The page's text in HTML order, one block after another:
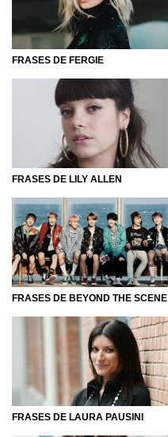
FRASES DE FERGIE
FRASES DE LILY ALLEN
FRASES DE BEYOND THE SCENE
FRASES DE LAURA PAUSINI